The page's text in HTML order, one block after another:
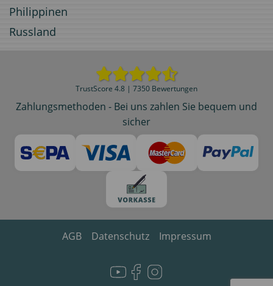
Philippinen
Russland
TrustScore 4.8 | 7350 Bewertungen
Zahlungsmethoden - Bei uns zahlen Sie bequem und
sicher
AGB Datenschutz Impressum